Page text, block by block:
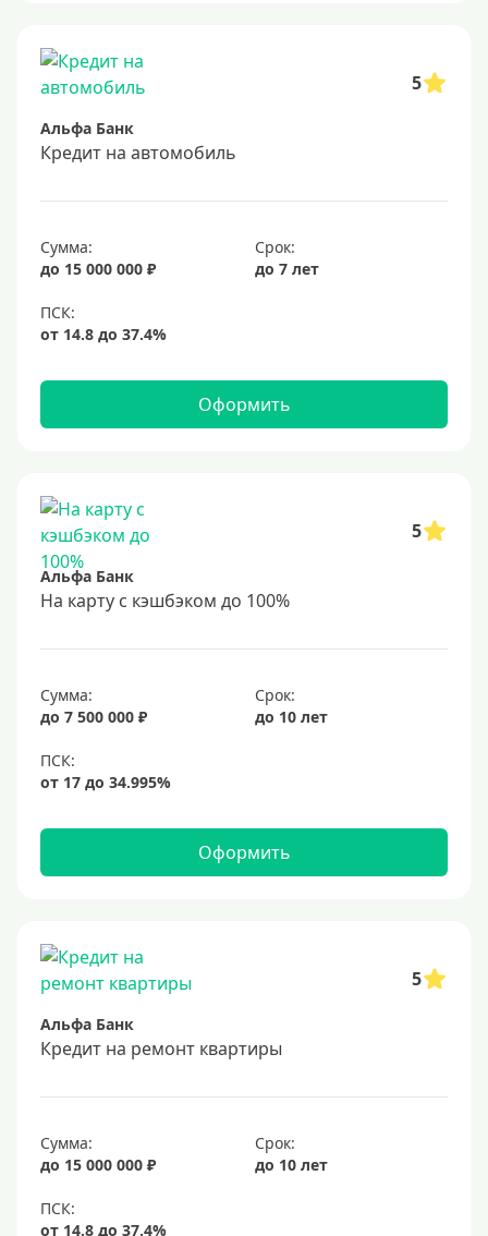
5
Альфа Банк
Кредит на автомобиль
Сумма:
до 15 000 000 ₽
Срок:
до 7 лет
Оформить
5
Альфа Банк
На карту с кэшбэком до 100%
Сумма:
до 7 500 000 ₽
Срок:
до 10 лет
Оформить
5
Альфа Банк
Кредит на ремонт квартиры
Сумма:
до 15 000 000 ₽
Срок:
до 10 лет